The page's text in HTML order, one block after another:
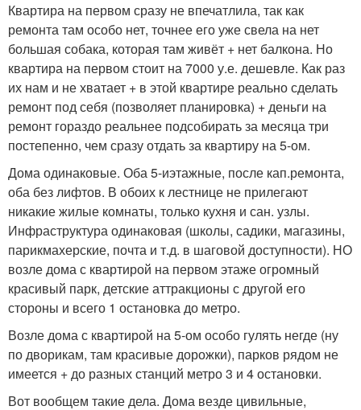
Квартира на первом сразу не впечатлила, так как
ремонта там особо нет, точнее его уже свела на нет
большая собака, которая там живёт + нет балкона. Но
квартира на первом стоит на 7000 у.е. дешевле. Как раз
их нам и не хватает + в этой квартире реально сделать
ремонт под себя (позволяет планировка) + деньги на
ремонт гораздо реальнее подсобирать за месяца три
постепенно, чем сразу отдать за квартиру на 5-ом.
Дома одинаковые. Оба 5-иэтажные, после кап.ремонта,
оба без лифтов. В обоих к лестнице не прилегают
никакие жилые комнаты, только кухня и сан. узлы.
Инфраструктура одинаковая (школы, садики, магазины,
парикмахерские, почта и т.д. в шаговой доступности). НО
возле дома с квартирой на первом этаже огромный
красивый парк, детские аттракционы с другой его
стороны и всего 1 остановка до метро.
Возле дома с квартирой на 5-ом особо гулять негде (ну
по дворикам, там красивые дорожки), парков рядом не
имеется + до разных станций метро 3 и 4 остановки.
Вот вообщем такие дела. Дома везде цивильные,